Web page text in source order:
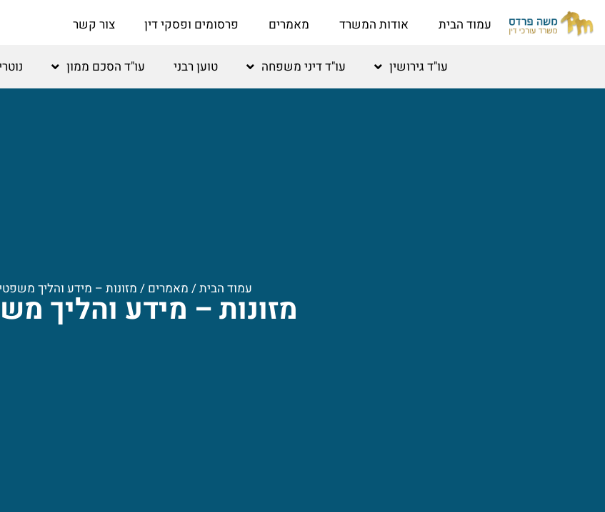
לתוכן
עמוד הבית אודות המשרד מאמרים פרסומים ופסקי דין צור קשר
עו"ד גירושין עו"ד דיני משפחה טוען רבני עו"ד הסכם ממון
עמוד הבית/ מאמרים /מזונות – מידע והליך
מזונות – מידע והליך